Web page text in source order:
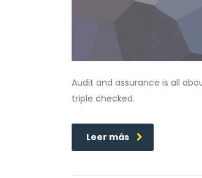
Audit and assurance is all
triple checked.
Leer más